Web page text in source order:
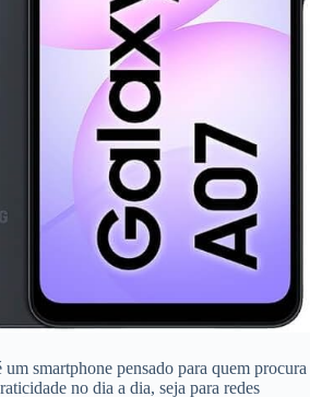
um smartphone pensado para quem procura
no dia a dia, seja para redes